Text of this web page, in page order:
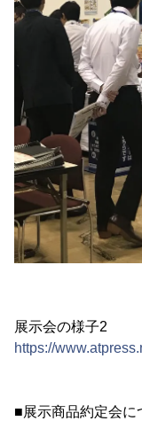
展示会の様子2
https://
■展示商品約定会に